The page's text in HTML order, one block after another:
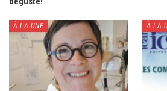
À LA UNE À LA